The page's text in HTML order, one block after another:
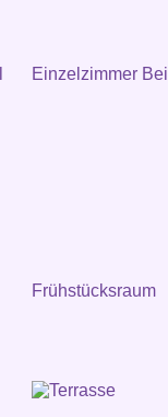
Einzelzimmer
Frühstücksraum